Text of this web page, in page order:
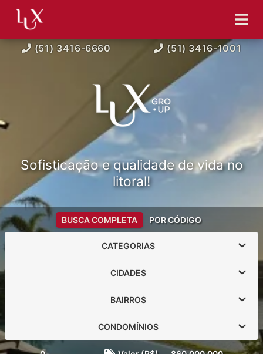
(51) 3416-6660 (51) 3416-1001
Sofisticação e qualidade de vida no
litoral!
BUSCA COMPLETA POR CÓDIGO
CATEGORIAS
CIDADES
BAIRROS
CONDOMÍNIOS